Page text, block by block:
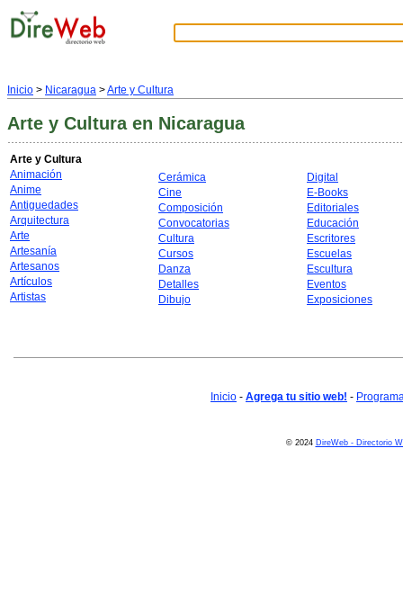
Inicio > Nicaragua >Arte y Cultura
Arte y Cultura en Nicaragua
Arte y Cultura
Animación
Anime
Antiguedades
Arquitectura
Arte
Artesanía
Artesanos
Artículos
Artistas
Cerámica
Cine
Composición
Convocatorias
Cultura
Cursos
Danza
Detalles
Dibujo
Digital
E-Books
Editoriales
Educación
Escritores
Escuelas
Escultura
Eventos
Exposiciones
Inicio - Agrega tu sitio web! -
© 2024 DireWeb - Directorio